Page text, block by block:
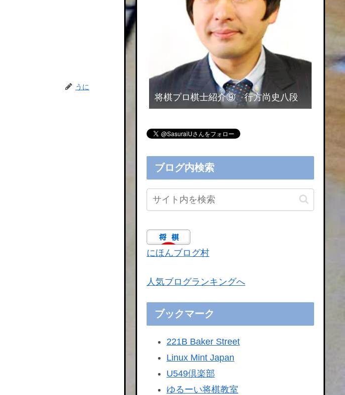
うに
将棋プロ棋士紹介⑨ 行方尚史八段
ブログ内検索
にほんブログ村
人気ブログランキングへ
ブックマーク
221B Baker Street
Linux Mint Japan
U549倶楽部
ゆるーい将棋教室